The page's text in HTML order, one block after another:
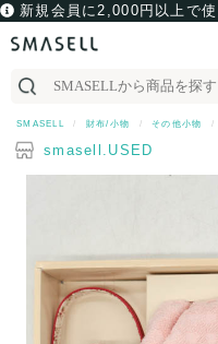
新規会員に2,000円以上で
SMASELL 財布/小物 その他小物
smasell.USED